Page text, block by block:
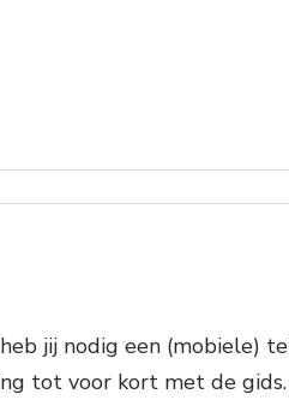
jij nodig een (mobiele)
tot voor kort met de